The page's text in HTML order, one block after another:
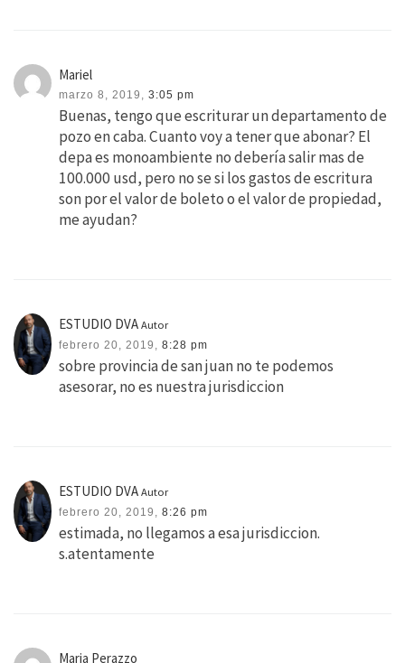
Mariel
marzo 8, 2019, 3:05 pm
Buenas, tengo que escriturar un departamento de
pozo en caba. Cuanto voy a tener que abonar? El
depa es monoambiente no debería salir mas de
100.000 usd, pero no se si los gastos de escritura
son por el valor de boleto o el valor de propiedad,
me ayudan?
ESTUDIO DVA Autor
febrero 20, 2019, 8:28 pm
sobre provincia de san juan no te podemos
asesorar, no es nuestra jurisdiccion
ESTUDIO DVA Autor
febrero 20, 2019, 8:26 pm
estimada, no llegamos a esa jurisdiccion.
s.atentamente
Maria Perazzo